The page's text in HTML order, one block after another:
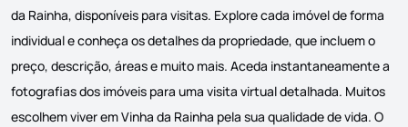
da Rainha, disponíveis para visitas. Explore cada imóvel de forma
individual e conheça os detalhes da propriedade, que incluem o
preço, descrição, áreas e muito mais. Aceda instantaneamente a
fotografias dos imóveis para uma visita virtual detalhada. Muitos
escolhem viver em Vinha da Rainha pela sua qualidade de vida. O